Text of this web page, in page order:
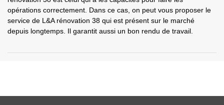
opérations correctement. Dans ce cas, on peut vous proposer le
service de L&A rénovation 38 qui est présent sur le marché
depuis longtemps. Il garantit aussi un bon rendu de travail.